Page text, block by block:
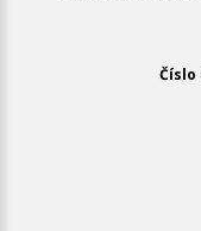
Číslo